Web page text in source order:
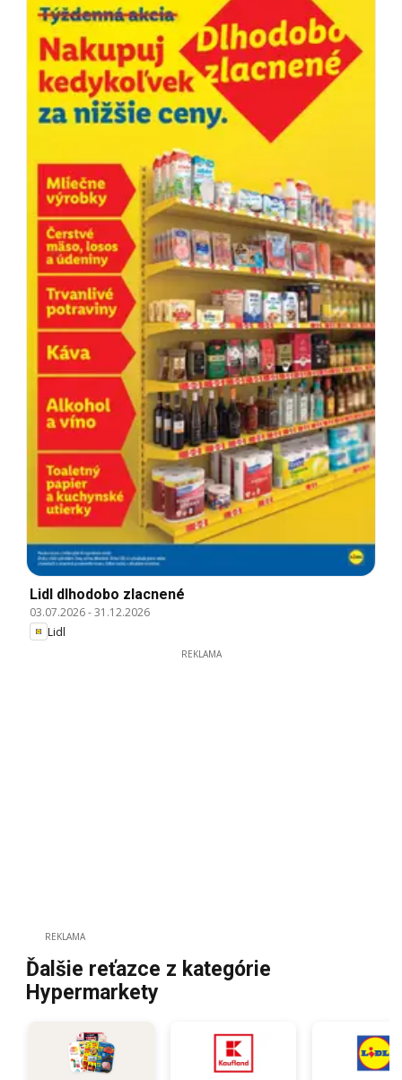
Lidl dlhodobo zlacnené
03.07.2026-31.12.2026
Lidl
REKLAMA
REKLAMA
Ďalšie reťazce z kategórie
Hypermarkety